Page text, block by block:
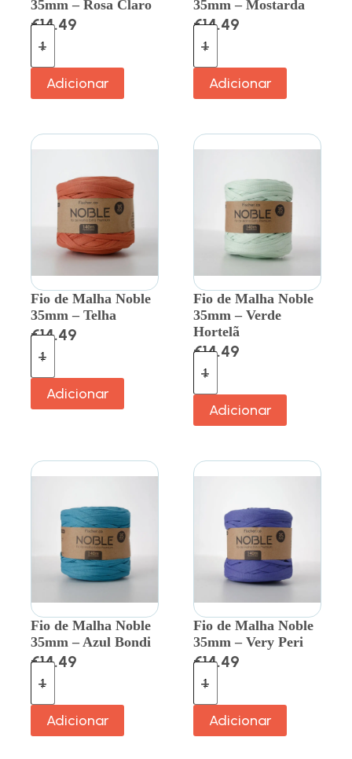
35mm – Rosa Claro
€14.49
Adicionar
35mm – Mostarda
€14.49
Adicionar
Fio de Malha Noble
35mm – Telha
€14.49
Adicionar
Fio de Malha Noble
35mm – Verde
Hortelã
€14.49
Adicionar
Fio de Malha Noble
35mm – Azul Bondi
€14.49
Adicionar
Fio de Malha Noble
35mm – Very Peri
€14.49
Adicionar